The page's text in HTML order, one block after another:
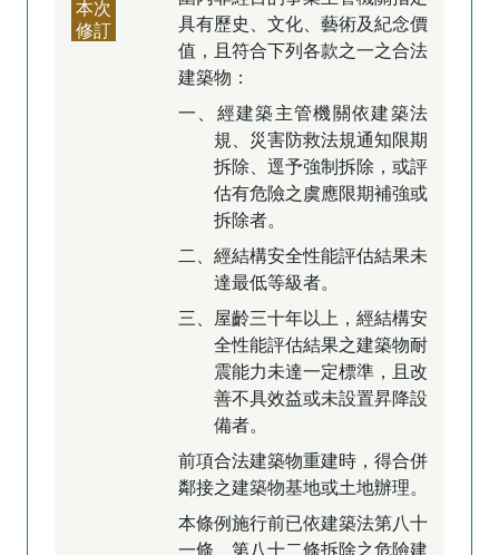
本次
修訂
具有歷史、文化、藝術及紀念價
值，且符合下列各款之一之合法
建築物：
一、經建築主管機關依建築法
規、災害防救法規通知限期
拆除、逕予強制拆除，或評
估有危險之虞應限期補強或
拆除者。
二、經結構安全性能評估結果未
達最低等級者。
三、屋齡三十年以上，經結構安
全性能評估結果之建築物耐
震能力未達一定標準，且改
善不具效益或未設置昇降設
備者。
前項合法建築物重建時，得合併
鄰接之建築物基地或土地辦理。
本條例施行前已依建築法第八十
一條、第八十二條拆除之危險建